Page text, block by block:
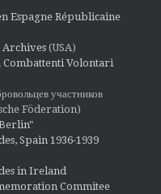
Espagne Républicaine
Archives (USA)
Combattenti Volontari
участников
Föderation)
Spain 1936-1939
in Ireland
Commitee